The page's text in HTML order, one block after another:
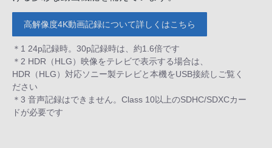
高解像度4K動画記録について詳しくはこちら
＊1 24p記録時。30p記録時は、約1.6倍です
＊2 HDR（HLG）映像をテレビで表示する場合は、
HDR（HLG）対応ソニー製テレビと本機をUSB接続しご覧く
ださい
＊3 音声記録はできません。Class 10以上のSDHC/SDXCカー
ドが必要です